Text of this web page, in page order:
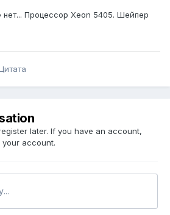
Процессор Xeon 5405. Шейпер
later. If you have an account,
account.